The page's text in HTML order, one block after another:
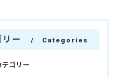
ー Categories
ゴリー